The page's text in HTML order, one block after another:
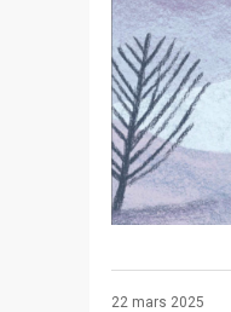
22 mars 2025